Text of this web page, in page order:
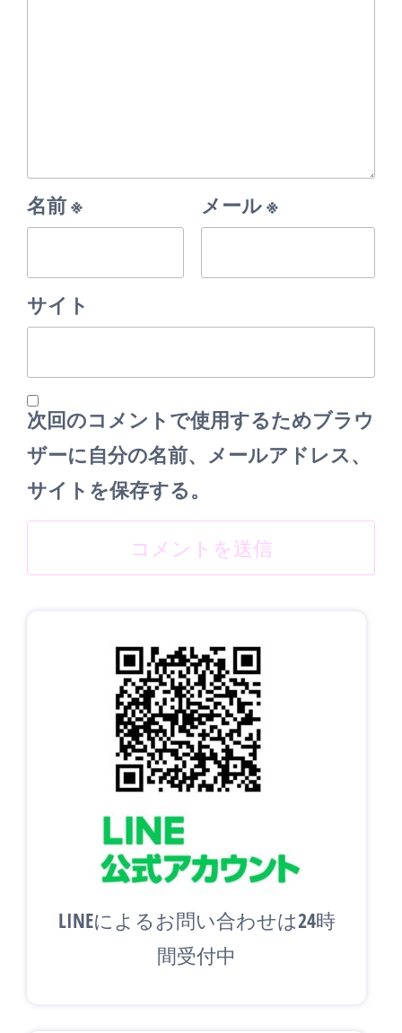
名前※ メール※
サイト
次回のコメントで使用するためブラウ
ザーに自分の名前、メールアドレス、
サイトを保存する。
LINEによるお問い合わせは24時
間受付中